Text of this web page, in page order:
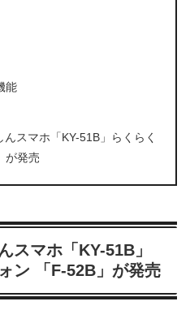
能
スマホ「KY-51B」らくらく
が発売
スマホ「KY-51B」
ン 「F-52B」が発売